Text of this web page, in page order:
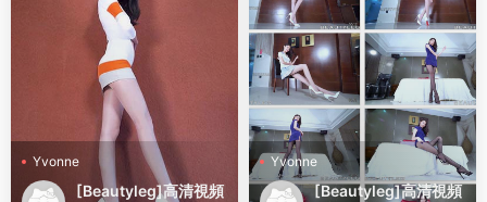
Yvonne
[Beautyleg]高清視頻
Yvonne
[Beautyleg]高清視頻